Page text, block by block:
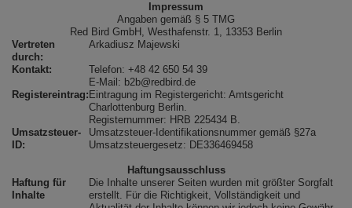
Impressum
Angaben gemäß § 5 TMG
Red Bird GmbH, Westhafenstr. 1, 13353 Berlin
Vertreten
durch:
Arkadiusz Majewski
Kontakt:
Telefon: +48 42 650 54 39
E-Mail: b2b@redbird.de
Registereintrag: Eintragung im Registergericht: Amtsgericht
Charlottenburg Berlin.
Registernummer: HRB 225434 B.
Umsatzsteuer-
ID:
Umsatzsteuer-Identifikationsnummer gemäß §27a
Umsatzsteuergesetz: DE336469458
Haftungsausschluss
Haftung für
Inhalte
Die Inhalte unserer Seiten wurden mit größter Sorgfalt
erstellt. Für die Richtigkeit, Vollständigkeit und